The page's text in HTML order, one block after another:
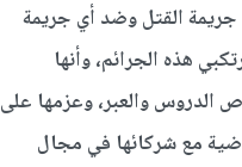
جريمة القتل وضد أي جريمة
هذه الجرائم، وأنها
الدروس والعبر، وعزمها على
مع شركائها في مجال